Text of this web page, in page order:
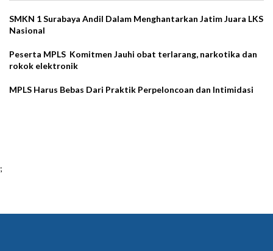
SMKN 1 Surabaya Andil Dalam Menghantarkan Jatim Juara LKS
Nasional
Peserta MPLS Komitmen Jauhi obat terlarang, narkotika dan
rokok elektronik
MPLS Harus Bebas Dari Praktik Perpeloncoan dan Intimidasi
;